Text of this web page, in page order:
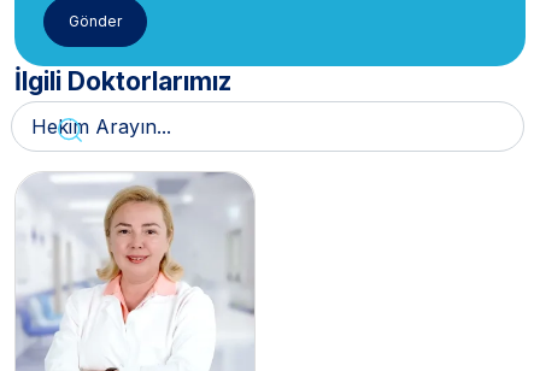
İlgili Doktorlarımız